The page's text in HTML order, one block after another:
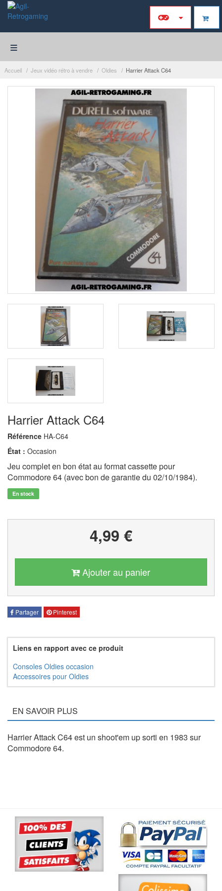
≡
Accueil Jeux vidéo rétro à vendre Oldies Harrier Attack C64
Harrier Attack C64
Référence HA-C64
État : Occasion
Jeu complet en bon état au format cassette pour
Commodore 64 (avec bon de garantie du 02/10/1984).
En stock
4,99 €
Ajouter au panier
Partager Pinterest
Liens en rapport avec ce produit
Consoles Oldies occasion
Accessoires pour Oldies
EN SAVOIR PLUS
Harrier Attack C64 est un shoot'em up sorti en 1983 sur
Commodore 64.